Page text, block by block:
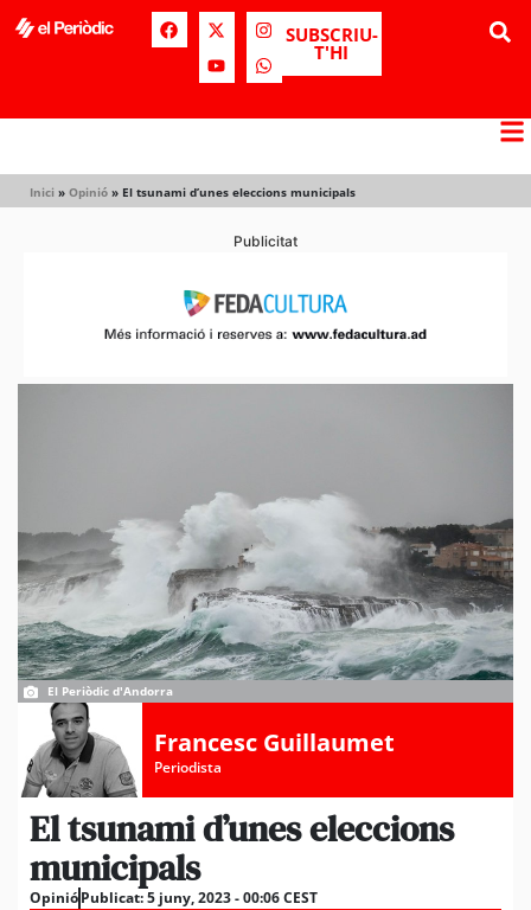
SUBSCRIU-
T'HI
Inici » Opinió » El tsunami d’unes eleccions municipals
Publicitat
El Periòdic d'Andorra
Francesc Guillaumet
Periodista
El tsunami d’unes eleccions
municipals
OpinióPublicat:5 juny, 2023 - 00:06 CEST